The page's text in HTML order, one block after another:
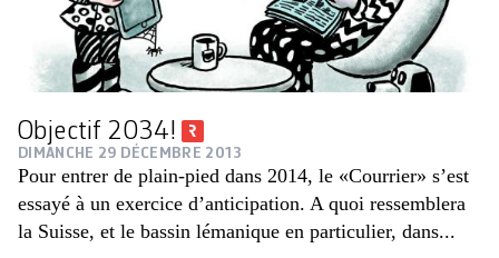
Objectif 2034!
DIMANCHE 29 DÉCEMBRE 2013
Pour entrer de plain-pied dans 2014, le «Courrier» s’est
essayé à un exercice d’anticipation. A quoi ressemblera
la Suisse, et le bassin lémanique en particulier, dans...